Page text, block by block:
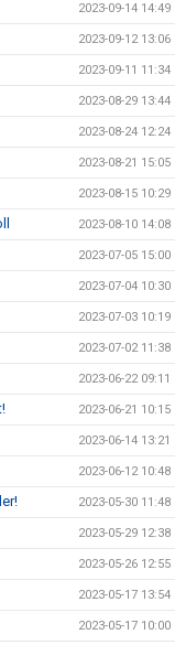
2023-09-14 14:49
2023-09-12 13:06
2023-09-11 11:34
2023-08-29 13:44
2023-08-24 12:24
2023-08-21 15:05
2023-08-15 10:29
2023-08-10 14:08
2023-07-05 15:00
2023-07-04 10:30
2023-07-03 10:19
2023-07-02 11:38
2023-06-22 09:11
2023-06-21 10:15
2023-06-14 13:21
2023-06-12 10:48
2023-05-30 11:48
2023-05-29 12:38
2023-05-26 12:55
2023-05-17 13:54
2023-05-17 10:00